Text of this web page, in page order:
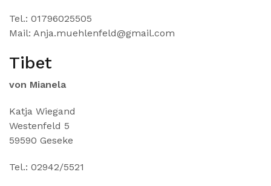
Tel.: 01796025505
Mail: Anja.muehlenfeld@gmail.com
Tibet
von Mianela
Katja Wiegand
Westenfeld 5
59590 Geseke
Tel.: 02942/5521